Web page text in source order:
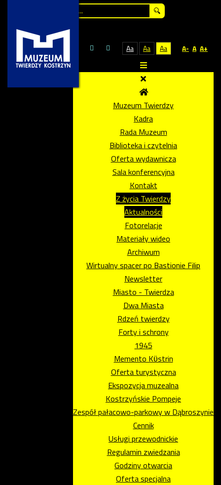
Aa Aa Aa A- A A+
Muzeum Twierdzy
Kadra
Rada Muzeum
Biblioteka i czytelnia
Oferta wydawnicza
Sala konferencyjna
Kontakt
Z życia Twierdzy
Aktualności
Fotorelacje
Materiały wideo
Archiwum
Wirtualny spacer po Bastionie Filip
Newsletter
Miasto - Twierdza
Dwa Miasta
Rdzeń twierdzy
Forty i schrony
1945
Memento Kϋstrin
Oferta turystyczna
Ekspozycja muzealna
Kostrzyńskie Pompeje
Zespół pałacowo-parkowy w Dąbroszynie
Cennik
Usługi przewodnickie
Regulamin zwiedzania
Godziny otwarcia
Oferta specjalna